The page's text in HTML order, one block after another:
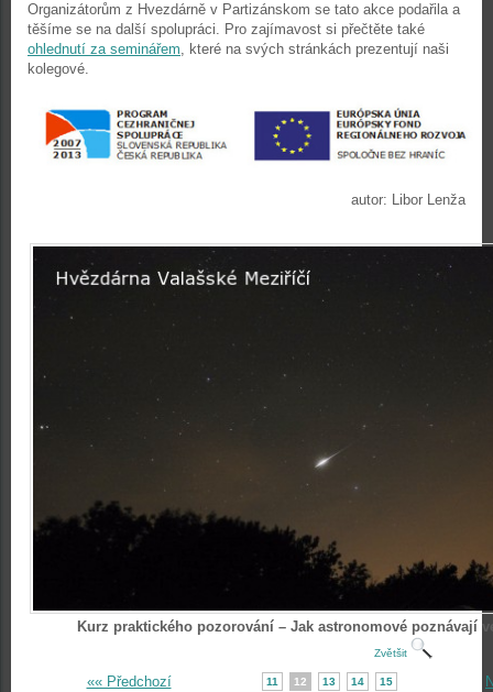
Organizátorům z Hvezdárně v Partizánskom se tato akce podařila a
těšíme se na další spolupráci. Pro zajímavost si přečtěte také
ohlednutí za seminářem, které na svých stránkách prezentují naši
kolegové.
autor: Libor Lenža
Kurz praktického pozorování – Jak astronomové poznávají
Zvětšit
«« Předchozí 11 12 13 14 15